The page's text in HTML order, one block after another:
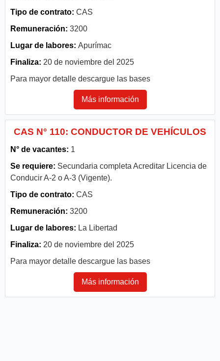
Tipo de contrato: CAS
Remuneración: 3200
Lugar de labores: Apurímac
Finaliza: 20 de noviembre del 2025
Para mayor detalle descargue las bases
Más información
CAS N° 110: CONDUCTOR DE VEHÍCULOS
N° de vacantes: 1
Se requiere: Secundaria completa Acreditar Licencia de
Conducir A-2 o A-3 (Vigente).
Tipo de contrato: CAS
Remuneración: 3200
Lugar de labores: La Libertad
Finaliza: 20 de noviembre del 2025
Para mayor detalle descargue las bases
Más información